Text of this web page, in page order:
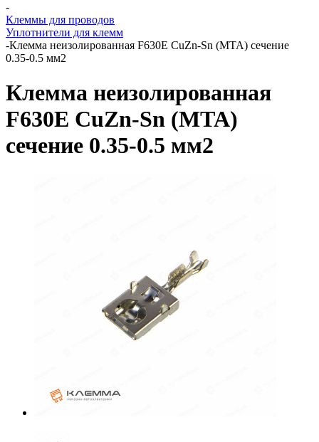
-
Клеммы для проводов
Уплотнители для клемм
-Клемма неизолированная F630E CuZn-Sn (MTA) сечение
0.35-0.5 мм2
Клемма неизолированная
F630E CuZn-Sn (MTA)
сечение 0.35-0.5 мм2